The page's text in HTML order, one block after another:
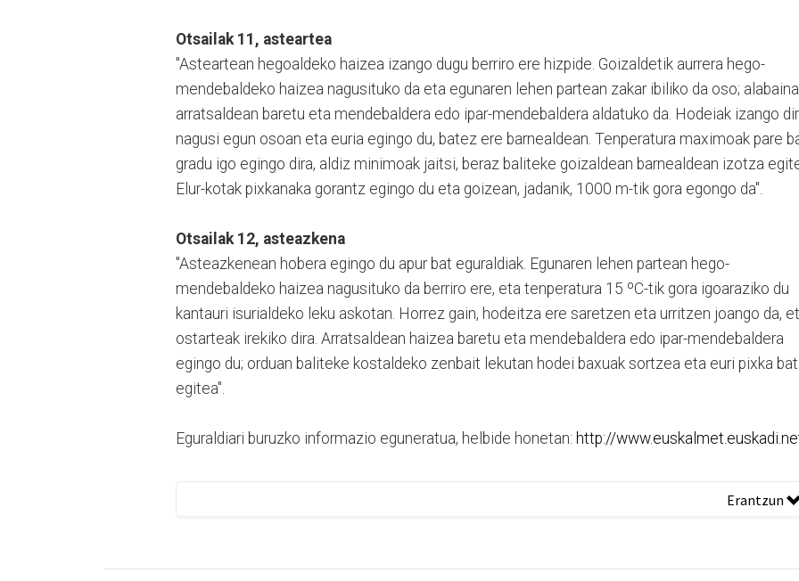
Otsailak 11, asteartea
"Asteartean hegoaldeko haizea izango dugu berriro ere hizpide. Goizaldetik aurrera hego-
mendebaldeko haizea nagusituko da eta egunaren lehen partean zakar ibiliko da oso;
arratsaldean baretu eta mendebaldera edo ipar-mendebaldera aldatuko da. Hodeiak izango
nagusi egun osoan eta euria egingo du, batez ere barnealdean. Tenperatura maximoak pare
gradu igo egingo dira, aldiz minimoak jaitsi, beraz baliteke goizaldean barnealdean izotza
Elur-kotak pixkanaka gorantz egingo du eta goizean, jadanik, 1000 m-tik gora egongo da".
Otsailak 12, asteazkena
"Asteazkenean hobera egingo du apur bat eguraldiak. Egunaren lehen partean hego-
mendebaldeko haizea nagusituko da berriro ere, eta tenperatura 15 ºC-tik gora igoaraziko du
kantauri isurialdeko leku askotan. Horrez gain, hodeitza ere saretzen eta urritzen joango da,
ostarteak irekiko dira. Arratsaldean haizea baretu eta mendebaldera edo ipar-mendebaldera
egingo du; orduan baliteke kostaldeko zenbait lekutan hodei baxuak sortzea eta euri pixka bat
egitea".
Eguraldiari buruzko informazio eguneratua, helbide honetan: http://
Erantzun